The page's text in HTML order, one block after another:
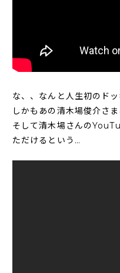
な、、なんと人生初のド
しかもあの清木場俊介さま
そして清木場さんの
ただけるという…